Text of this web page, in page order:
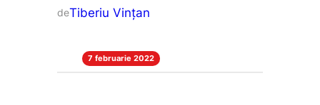
deTiberiu Vințan
7 februarie 2022